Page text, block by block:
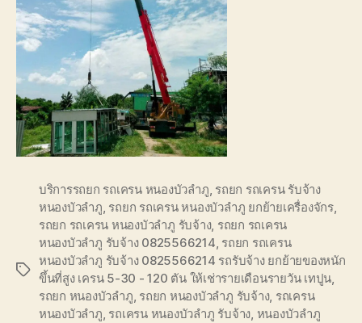
Tags
บริการรถยก รถเครน หนองบัวลำภู, รถยก รถเครน รับจ้าง
หนองบัวลำภู, รถยก รถเครน หนองบัวลำภู ยกย้ายเครื่องจักร,
รถยก รถเครน หนองบัวลำภู รับจ้าง, รถยก รถเครน
หนองบัวลำภู รับจ้าง 0825566214, รถยก รถเครน
หนองบัวลำภู รับจ้าง 0825566214 รถรับจ้าง ยกย้ายของหนัก
ขึ้นที่สูง เครน 5-30 - 120 ตัน ให้เช่ารายเดือนรายวัน เทปูน,
รถยก หนองบัวลำภู, รถยก หนองบัวลำภู รับจ้าง, รถเครน
หนองบัวลำภู, รถเครน หนองบัวลำภู รับจ้าง, หนองบัวลำภู